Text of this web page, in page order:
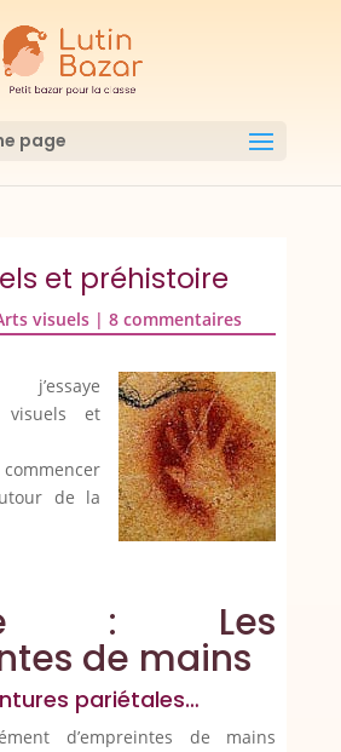
page
et préhistoire
visuels| 8 commentaires
visuels et
de la
: Les
de mains
pariétales…
d’empreintes de mains